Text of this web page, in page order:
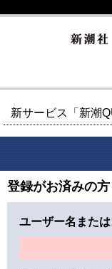
新サービス「新潮
登録がお済みの方
ユーザー名また